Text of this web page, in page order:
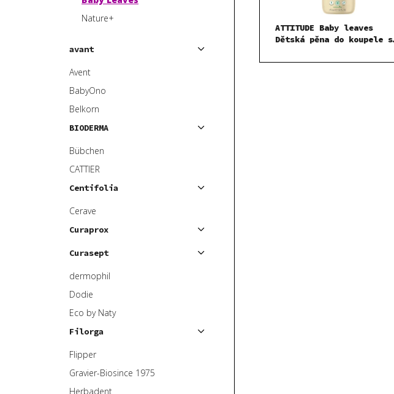
Nature+
avant
Avent
BabyOno
Belkorn
BIODERMA
Bübchen
CATTIER
Centifolia
Cerave
Curaprox
Curasept
dermophil
Dodie
Eco by Naty
Filorga
Flipper
Gravier-Biosince 1975
Herbadent
t
u
ATTITUDE Baby leaves
Dětská pěna do koupele s
ml